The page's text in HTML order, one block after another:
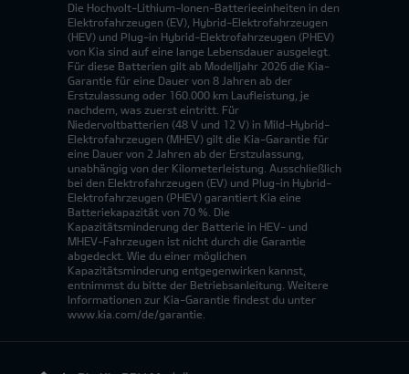
Die Hochvolt-Lithium-Ionen-Batterieeinheiten in den
Elektrofahrzeugen (EV), Hybrid-Elektrofahrzeugen
(HEV) und Plug-in Hybrid-Elektrofahrzeugen (PHEV)
von Kia sind auf eine lange Lebensdauer ausgelegt.
Für diese Batterien gilt ab Modelljahr 2026 die Kia-
Garantie für eine Dauer von 8 Jahren ab der
Erstzulassung oder 160.000 km Laufleistung, je
nachdem, was zuerst eintritt. Für
Niedervoltbatterien (48 V und 12 V) in Mild-Hybrid-
Elektrofahrzeugen (MHEV) gilt die Kia-Garantie für
eine Dauer von 2 Jahren ab der Erstzulassung,
unabhängig von der Kilometerleistung. Ausschließlich
bei den Elektrofahrzeugen (EV) und Plug-in Hybrid-
Elektrofahrzeugen (PHEV) garantiert Kia eine
Batteriekapazität von 70 %. Die
Kapazitätsminderung der Batterie in HEV- und
MHEV-Fahrzeugen ist nicht durch die Garantie
abgedeckt. Wie du einer möglichen
Kapazitätsminderung entgegenwirken kannst,
entnimmst du bitte der Betriebsanleitung. Weitere
Informationen zur Kia-Garantie findest du unter
www.kia.com/de/garantie.